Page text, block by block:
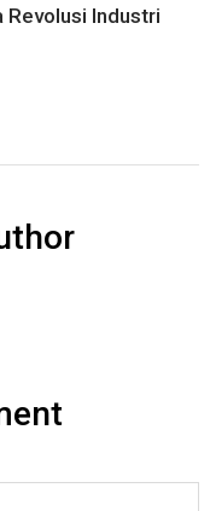
Revolusi Industri